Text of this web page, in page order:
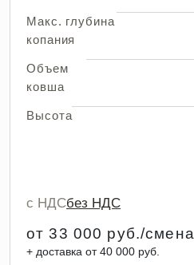
Макс. глубина
копания
Объем
ковша
Высота
с НДСбез НДС
от 33 000 руб./смена
+ доставка от 40 000 руб.